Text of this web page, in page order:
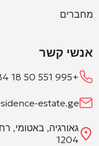
מחברים
אנשי קשר
+995 551 50 18 84
estate.ge
1204